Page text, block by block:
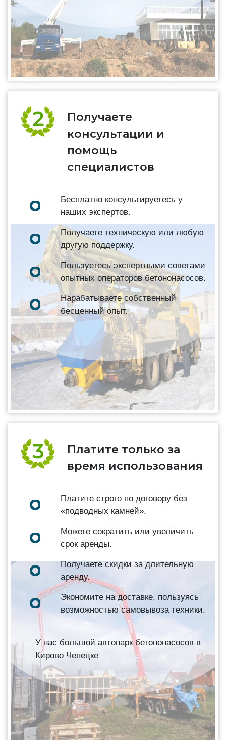
Получаете
консультации и
помощь
специалистов
Бесплатно консультируетесь у
наших экспертов.
Получаете техническую или любую
другую поддержку.
Пользуетесь экспертными советами
опытных операторов бетононасосов.
Нарабатываете собственный
бесценный опыт.
Платите только за
время использования
Платите строго по договору без
«подводных камней».
Можете сократить или увеличить
срок аренды.
Получаете скидки за длительную
аренду.
Экономите на доставке, пользуясь
возможностью самовывоза техники.
У нас большой автопарк бетононасосов в
Кирово Чепецке